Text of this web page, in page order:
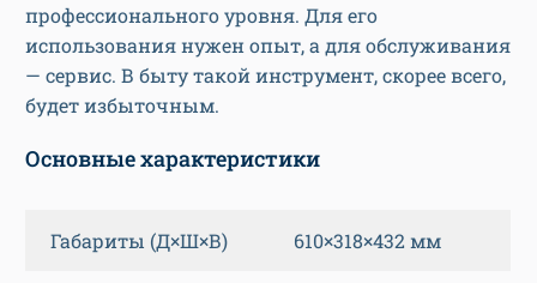
профессионального уровня. Для его
использования нужен опыт, а для обслуживания
— сервис. В быту такой инструмент, скорее всего,
будет избыточным.
Основные характеристики
Габариты (Д×Ш×В) 610×318×432 мм